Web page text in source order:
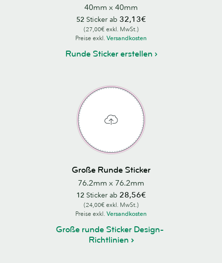
40mm x 40mm
52Sticker ab 32,13€
(27,00€ exkl. MwSt.)
Preise exkl. Versandkosten
Runde Sticker erstellen
Große Runde Sticker
76.2mm x 76.2mm
12Sticker ab 28,56€
(24,00€ exkl. MwSt.)
Preise exkl. Versandkosten
Große runde Sticker Design-
Richtlinien